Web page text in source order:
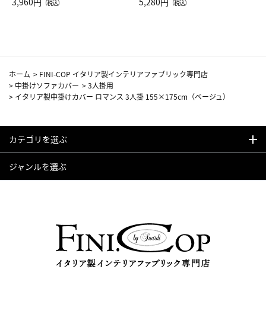
（税込） （税込）
ホーム > FINI-COP イタリア製インテリアファブリック専門店
> 中掛けソファカバー >3人掛用
> イタリア製中掛けカバー ロマンス 3人掛 155×175cm（ベージュ）
カテゴリを選ぶ
ジャンルを選ぶ